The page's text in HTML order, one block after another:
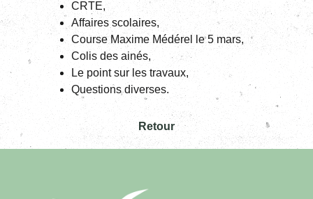
CRTE,
Affaires scolaires,
Course Maxime Médérel le 5 mars,
Colis des ainés,
Le point sur les travaux,
Questions diverses.
Retour